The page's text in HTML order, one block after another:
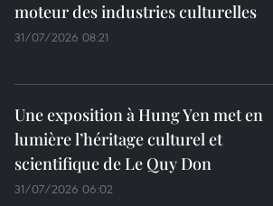
moteur des industries culturelles
31/07/2026 08:21
Une exposition à Hung Yen met en
lumière l’héritage culturel et
scientifique de Le Quy Don
31/07/2026 06:02